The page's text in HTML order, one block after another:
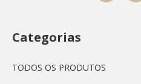
Categorias
TODOS OS PRODUTOS